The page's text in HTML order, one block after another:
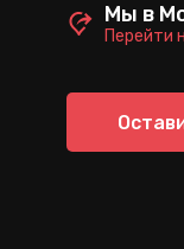
Перейти
Мы в